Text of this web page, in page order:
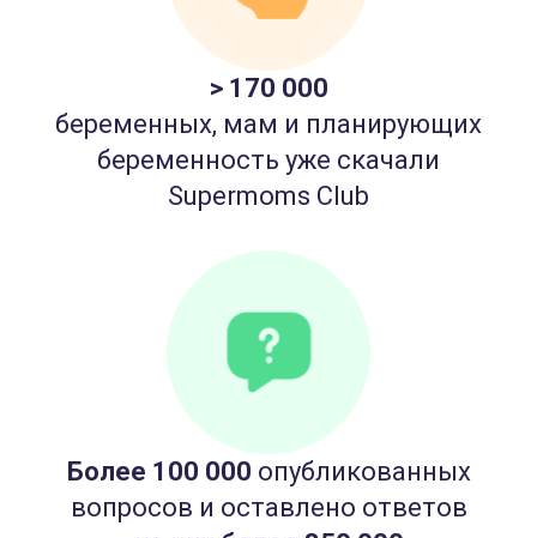
> 170 000
беременных, мам и планирующих
беременность уже скачали
Supermoms Club
Более 100 000 опубликованных
вопросов и оставлено ответов